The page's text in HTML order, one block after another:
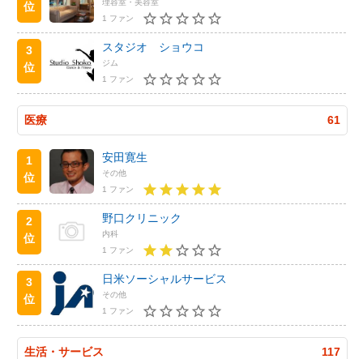
位
1 ファン
3
位
スタジオ ショウコ
ジム
1 ファン
医療 61
1
位
安田寛生
その他
1 ファン
2
位
野口クリニック
内科
1 ファン
3
位
日米ソーシャルサービス
その他
1 ファン
生活・サービス 117